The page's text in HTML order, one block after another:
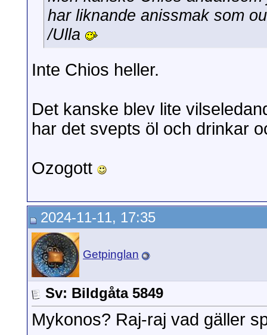
har liknande anissmak som
/Ulla
Inte Chios heller.
Det kanske blev lite
har det svepts öl och drinkar
Ozogott
2024-11-11, 17:35
Getpinglan
Sv: Bildgåta 5849
Mykonos? Raj-raj vad gäller